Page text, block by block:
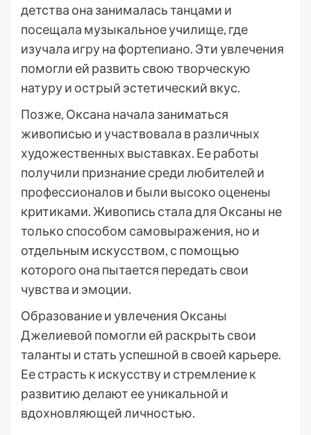
детства она занималась танцами и
посещала музыкальное училище, где
изучала игру на фортепиано. Эти увлечения
помогли ей развить свою творческую
натуру и острый эстетический вкус.
Позже, Оксана начала заниматься
живописью и участвовала в различных
художественных выставках. Ее работы
получили признание среди любителей и
профессионалов и были высоко оценены
критиками. Живопись стала для Оксаны не
только способом самовыражения, но и
отдельным искусством, с помощью
которого она пытается передать свои
чувства и эмоции.
Образование и увлечения Оксаны
Джелиевой помогли ей раскрыть свои
таланты и стать успешной в своей карьере.
Ее страсть к искусству и стремление к
развитию делают ее уникальной и
вдохновляющей личностью.